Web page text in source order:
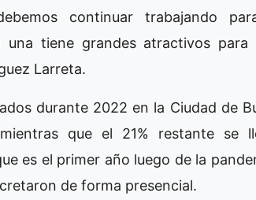
continuar trabajando
una tiene grandes atractivos
Larreta.
durante 2022 en la Ciudad de
que el 21% restante se
es el primer año luego de la
de forma presencial.